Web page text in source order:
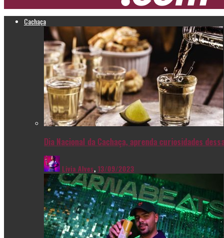
Cachaça
Dia Nacional da Cachaça, aprenda curiosidades
Livia Alves,13/09/2023